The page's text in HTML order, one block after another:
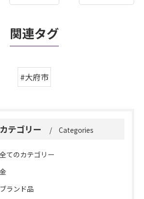
関連タグ
#大府市
カテゴリー Categories
全てのカテゴリー
金
ブランド品